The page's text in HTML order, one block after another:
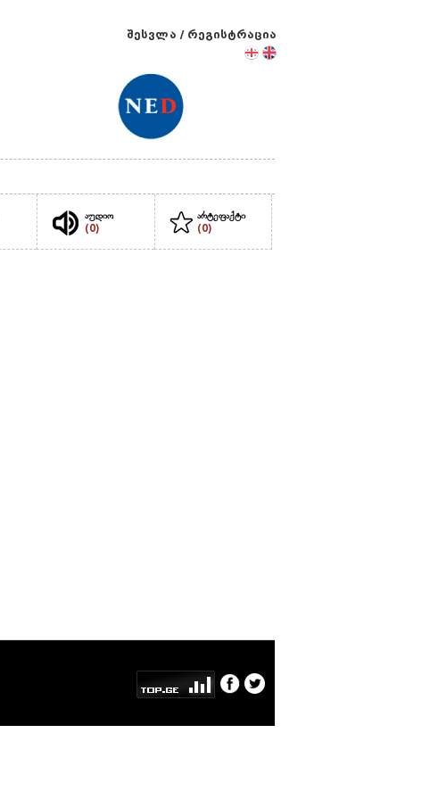
შესვლა / რეგისტრაცია
აუდიო
(0)
არტეფაქტი
(0)